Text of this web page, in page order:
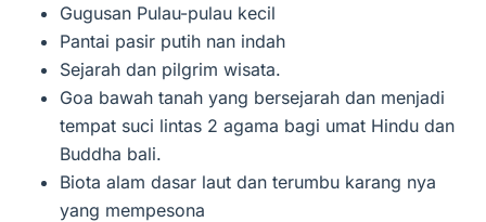
Gugusan Pulau-pulau kecil
Pantai pasir putih nan indah
Sejarah dan pilgrim wisata.
Goa bawah tanah yang bersejarah dan menjadi
tempat suci lintas 2 agama bagi umat Hindu dan
Buddha bali.
Biota alam dasar laut dan terumbu karang nya
yang mempesona